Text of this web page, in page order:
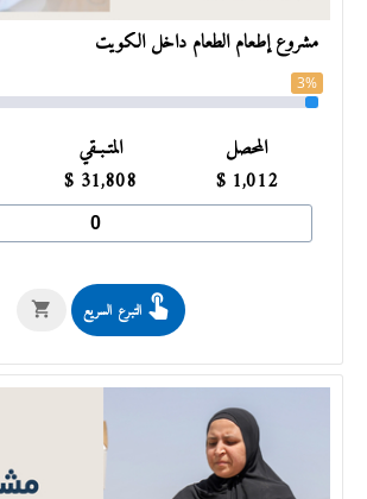
مشروع إطعام الطعام داخل الكويت
3%
المحصل
1,012
$
المتـبـقي
31,808
$
التبرع السريع